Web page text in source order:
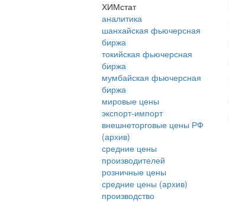
ХИМстат
аналитика
шанхайская фьючерсная
биржа
токийская фьючерсная
биржа
мумбайская фьючерсная
биржа
мировые цены
экспорт-импорт
внешнеторговые цены РФ
(архив)
средние цены
производителей
розничные цены
средние цены (архив)
производство